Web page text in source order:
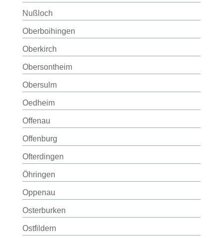
Nußloch
Oberboihingen
Oberkirch
Obersontheim
Obersulm
Oedheim
Offenau
Offenburg
Ofterdingen
Öhringen
Oppenau
Osterburken
Ostfildern